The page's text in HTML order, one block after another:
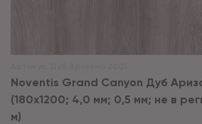
Noventis Grand Сanyon Дуб
(180x1200; 4,0 мм; 0,5 мм; не в
м)